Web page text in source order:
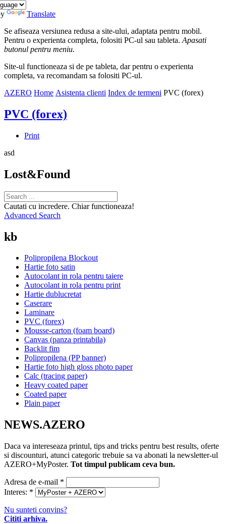
Translate
Se afiseaza versiunea redusa a site-ului, adaptata pentru mobil.
Pentru o experienta completa, folositi PC-ul sau tableta. Apasati
butonul pentru meniu.
Site-ul functioneaza si de pe tableta, dar pentru o experienta
completa, va recomandam sa folositi PC-ul.
AZERO Home Asistenta clienti Index de termeni PVC (forex)
PVC (forex)
Print
asd
Lost&Found
Cautati cu incredere. Chiar functioneaza!
Advanced Search
kb
Polipropilena Blockout
Hartie foto satin
Autocolant in rola pentru taiere
Autocolant in rola pentru print
Hartie dublucretat
Caserare
Laminare
PVC (forex)
Mousse-carton (foam board)
Canvas (panza printabila)
Backlit fim
Polipropilena (PP banner)
Hartie foto high gloss photo paper
Calc (tracing paper)
Heavy coated paper
Coated paper
Plain paper
NEWS.AZERO
Daca va intereseaza printul, tips and tricks pentru best results, oferte
si discounturi, atunci categoric trebuie sa va abonati la newsletter-ul
AZERO+MyPoster. Tot timpul publicam ceva bun.
Adresa de e-mail *
Interes: *
Nu sunteti convins?
Cititi arhiva.